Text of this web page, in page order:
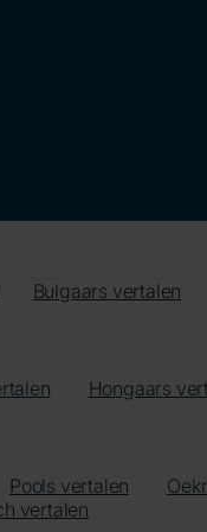
Bulgaars vertalen
Hongaars
Pools vertalen
vertalen